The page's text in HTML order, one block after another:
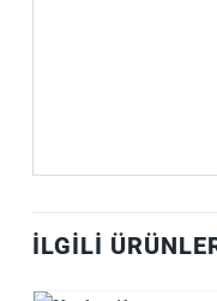
-
-
İLGILI